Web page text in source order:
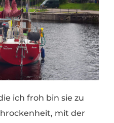
ich froh bin sie zu
mit der